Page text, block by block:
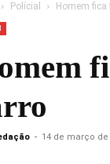
Polícial Homem
- 14 de março de